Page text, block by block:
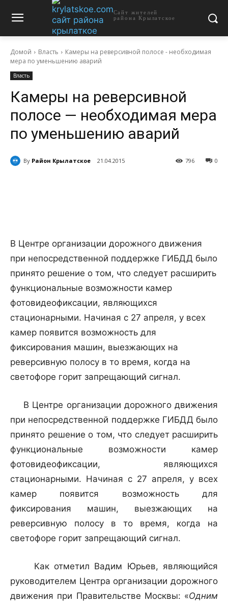
Сайт жителей
района Крылатское
Домой Власть
Камеры на реверсивной полосе - необходимая
мера по уменьшению аварий
Власть
Камеры на реверсивной
полосе — необходимая мера
по уменьшению аварий
By Район Крылатское 21.04.2015 0
796
В Центре организации дорожного движения
при непосредственной поддержке ГИБДД было
принято решение о том, что следует расширить
функциональные возможности камер
фотовидеофиксации, являющихся
стационарными. Начиная с 27 апреля, у всех
камер появится возможность для
фиксирования машин, выезжающих на
реверсивную полосу в то время, когда на
светофоре горит запрещающий сигнал.
В Центре организации дорожного движения
при непосредственной поддержке ГИБДД было
принято решение о том, что следует расширить
функциональные возможности камер
фотовидеофиксации, являющихся
стационарными. Начиная с 27 апреля, у всех
камер появится возможность для
фиксирования машин, выезжающих на
реверсивную полосу в то время, когда на
светофоре горит запрещающий сигнал.
Как отметил Вадим Юрьев, являющийся
руководителем Центра организации дорожного
движения при Правительстве Москвы: «Одним